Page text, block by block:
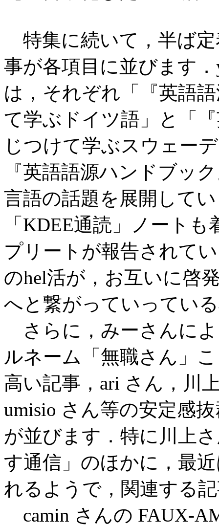
特集に続いて，半ば
事が各項目に並びます
は，それぞれ「『英語
て学ぶドイツ語」と「
じつけて学ぶスウェー
『英語語源ハンドブッ
言語の話題を展開して
「KDEE通読」ノート
プリートが報告されて
のhel活が，お互いに啓
へと繋がっていってい
さらに，みーさんに
ルネーム「無職さん」
高い記事，ari さん，川
umisio さん等の安定感
が並びます．特に川上
す通信」のほかに，最
れるようで，関連する
camin さんの FAUX-